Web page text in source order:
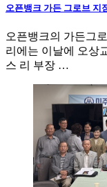
오픈뱅크 가든 그로브 지
오픈뱅크의 가든그
리에는 이날에 오상
스 리 부장 …